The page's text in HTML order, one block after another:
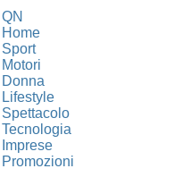
QN
Home
Sport
Motori
Donna
Lifestyle
Spettacolo
Tecnologia
Imprese
Promozioni